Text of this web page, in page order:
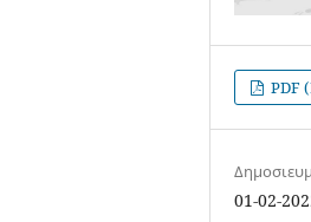
PDF
01-02-